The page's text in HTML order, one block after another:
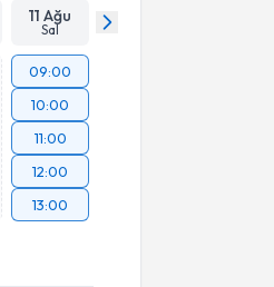
11 Ağu
Sal
09:00
10:00
11:00
12:00
13:00